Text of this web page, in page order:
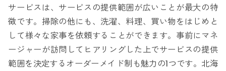
サービスは、サービスの提供範囲が広いことが最大の特
徴です。掃除の他にも、洗濯、料理、買い物をはじめと
して様々な家事を依頼することができます。事前にマネ
ージャーが訪問してヒアリングした上でサービスの提供
範囲を決定するオーダーメイド制も魅力の1つです。北海